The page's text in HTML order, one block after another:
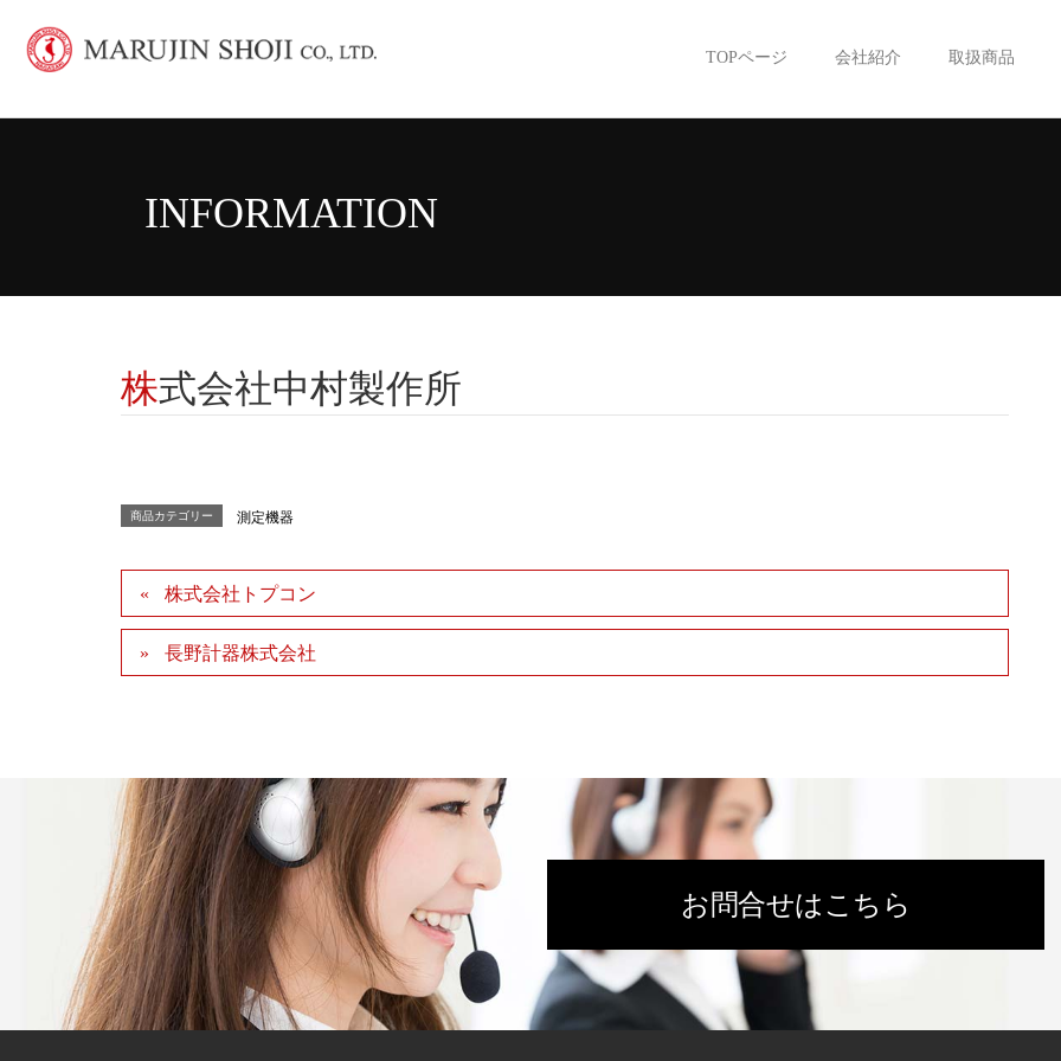
TOPページ 会社紹介 取扱商品
INFORMATION
株式会社中村製作所
商品カテゴリー 測定機器
株式会社トプコン
長野計器株式会社
お問合せはこちら